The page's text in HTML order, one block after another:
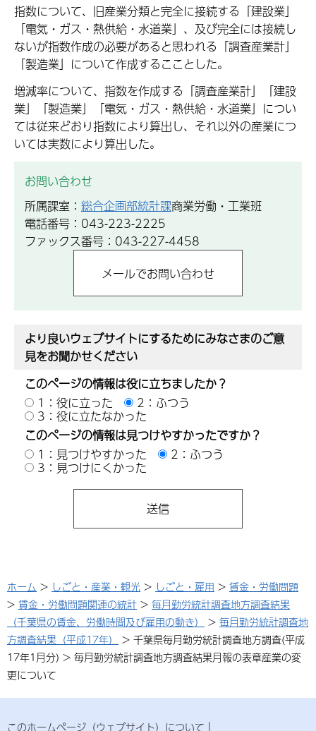
指数について、旧産業分類と完全に接続する「建設業」
「電気・ガス・熱供給・水道業」、及び完全には接続し
ないが指数作成の必要があると思われる「調査産業計」
「製造業」について作成するこことした。
増減率について、指数を作成する「調査産業計」「建設
業」「製造業」「電気・ガス・熱供給・水道業」につい
ては従来どおり指数により算出し、それ以外の産業につ
いては実数により算出した。
お問い合わせ
所属課室： 総合企画部統計課商業労働・工業班
電話番号：043-223-2225
ファックス番号：043-227-4458
より良いウェブサイトにするためにみなさまのご意
見をお聞かせください
このページの情報は役に立ちましたか？
1：役に立った
2：ふつう
3：役に立たなかった
このページの情報は見つけやすかったですか？
1：見つけやすかった
2：ふつう
3：見つけにくかった
ホーム > しごと・産業・観光 > しごと・雇用 > 賃金・労働問題
> 賃金・労働問題関連の統計 > 毎月勤労統計調査地方調査結果
（千葉県の賃金、労働時間及び雇用の動き）
> 毎月勤労統計調査地
方調査結果（平成17年）
> 千葉県毎月勤労統計調査地方調査(平成
17年1月分) > 毎月勤労統計調査地方調査結果月報の表章産業の変
更について
このホームページ（ウェブサイト）について